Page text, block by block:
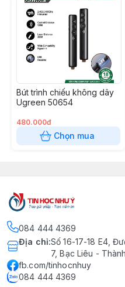
Bút trình chiếu không dây
Ugreen 50654
480.000đ
Chọn mua
084 444 4369
Địa chỉ:Số 16-17-18 E4,
7, Bạc Liêu -
fb.com/tinhocnhuy
084 444 4369